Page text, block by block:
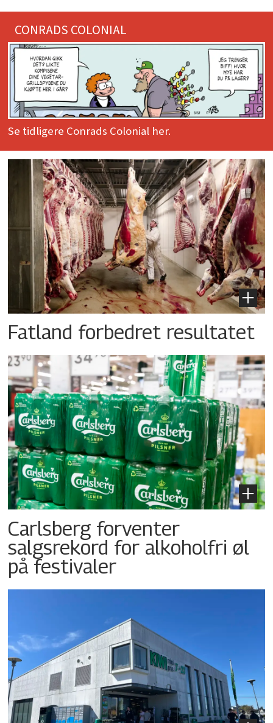
CONRADS COLONIAL
Se tidligere Conrads Colonial her.
Fatland forbedret resultatet
Carlsberg forventer
salgsrekord for alkoholfri øl
på festivaler